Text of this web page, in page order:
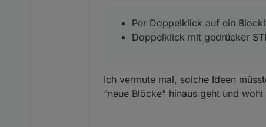
Per Doppelklick auf ein
Doppelklick mit gedrücker
Ich vermute mal, solche Ideen
"neue Blöcke" hinaus geht und